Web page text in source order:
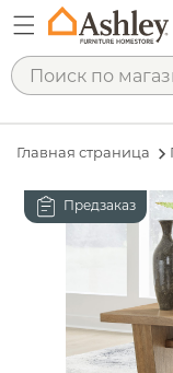
Главная страница
Предзаказ